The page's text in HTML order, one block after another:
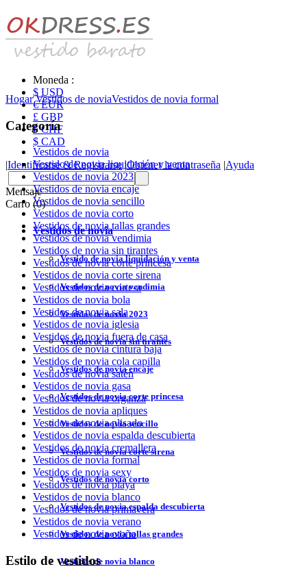
Moneda :
$ USD
€ EUR
£ GBP
₣ CHF
$ CAD
|Identificarse & Registrarse |Obtener la contraseña |Ayuda
Mensaje
Carro (0)
Vestidos de novia
Vestido de novia liquidación y venta
Vestidos de novia vendimia
Vestidos de novia 2023
Vestidos de novia sin tirantes
Vestidos de novia encaje
Vestidos de novia corte princesa
Vestidos de novia sencillo
Vestidos de novia corte sirena
Vestidos de novia corto
Vestidos de novia espalda descubierta
Vestidos de novia tallas grandes
Vestidos de novia blanco
Hogar Vestidos de noviaVestidos de novia formal
Categoría
Vestidos de novia
Vestido de novia liquidación y venta
Vestidos de novia 2023
Vestidos de novia encaje
Vestidos de novia sencillo
Vestidos de novia corto
Vestidos de novia tallas grandes
Vestidos de novia vendimia
Vestidos de novia sin tirantes
Vestidos de novia corte princesa
Vestidos de novia corte sirena
Vestidos de novia corte-a
Vestidos de novia bola
Vestidos de novia sala
Vestidos de novia iglesia
Vestidos de novia fuera de casa
Vestidos de novia cintura baja
Vestidos de novia cola capilla
Vestidos de novia satén
Vestidos de novia gasa
Vestidos de novia organza
Vestidos de novia apliques
Vestidos de novia plisado
Vestidos de novia espalda descubierta
Vestidos de novia cremallera
Vestidos de novia formal
Vestidos de novia sexy
Vestidos de novia playa
Vestidos de novia blanco
Vestidos de novia primavera
Vestidos de novia verano
Vestidos de novia otoño
Estilo de vestidos